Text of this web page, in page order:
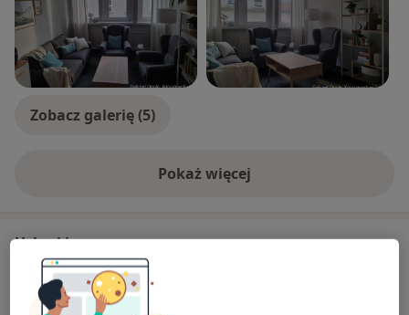
Zobacz galerię (5)
Pokaż więcejo doświadczeniu
Usługi i ceny
Konsultacja psychologiczna
200 zł Szczegóły